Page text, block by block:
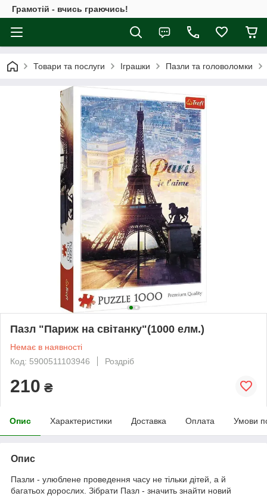
Грамотій - вчись граючись!
Товари та послуги Іграшки Пазли та головоломки
Пазл "Париж на світанку"(1000 елм.)
Немає в наявності
Код: 5900511103946
Роздріб
210 ₴
Опис Характеристики Доставка Оплата Умови
Опис
Пазли - улюблене проведення часу не тільки дітей, а й
багатьох дорослих. Зібрати Пазл - значить знайти новий